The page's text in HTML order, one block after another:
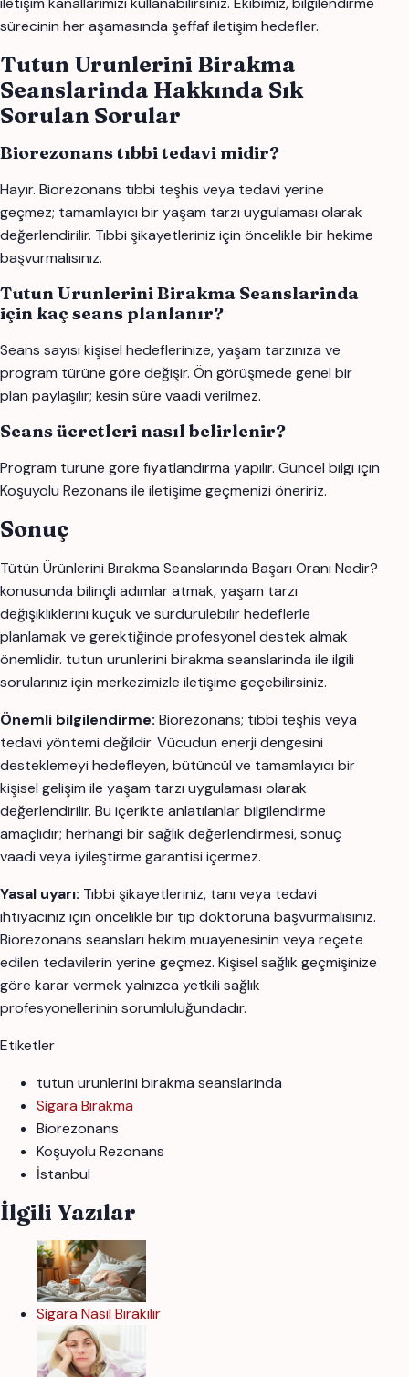
sürecinin her aşamasında şeffaf iletişim hedefler.
Tutun Urunlerini Birakma
Seanslarinda Hakkında Sık
Sorulan Sorular
Biorezonans tıbbi tedavi midir?
Hayır. Biorezonans tıbbi teşhis veya tedavi yerine
geçmez; tamamlayıcı bir yaşam tarzı uygulaması olarak
değerlendirilir. Tıbbi şikayetleriniz için öncelikle bir hekime
başvurmalısınız.
Tutun Urunlerini Birakma Seanslarinda
için kaç seans planlanır?
Seans sayısı kişisel hedeflerinize, yaşam tarzınıza ve
program türüne göre değişir. Ön görüşmede genel bir
plan paylaşılır; kesin süre vaadi verilmez.
Seans ücretleri nasıl belirlenir?
Program türüne göre fiyatlandırma yapılır. Güncel bilgi için
Koşuyolu Rezonans ile iletişime geçmenizi öneririz.
Sonuç
Tütün Ürünlerini Bırakma Seanslarında Başarı Oranı Nedir?
konusunda bilinçli adımlar atmak, yaşam tarzı
değişikliklerini küçük ve sürdürülebilir hedeflerle
planlamak ve gerektiğinde profesyonel destek almak
önemlidir. tutun urunlerini birakma seanslarinda ile ilgili
sorularınız için merkezimizle iletişime geçebilirsiniz.
Önemli bilgilendirme: Biorezonans; tıbbi teşhis veya
tedavi yöntemi değildir. Vücudun enerji dengesini
desteklemeyi hedefleyen, bütüncül ve tamamlayıcı bir
kişisel gelişim ile yaşam tarzı uygulaması olarak
değerlendirilir. Bu içerikte anlatılanlar bilgilendirme
amaçlıdır; herhangi bir sağlık değerlendirmesi, sonuç
vaadi veya iyileştirme garantisi içermez.
Yasal uyarı: Tıbbi şikayetleriniz, tanı veya tedavi
ihtiyacınız için öncelikle bir tıp doktoruna başvurmalısınız.
Biorezonans seansları hekim muayenesinin veya reçete
edilen tedavilerin yerine geçmez. Kişisel sağlık geçmişinize
göre karar vermek yalnızca yetkili sağlık
profesyonellerinin sorumluluğundadır.
Etiketler
tutun urunlerini birakma seanslarinda
Sigara Bırakma
Biorezonans
Koşuyolu Rezonans
İstanbul
İlgili Yazılar
Sigara Nasıl Bırakılır